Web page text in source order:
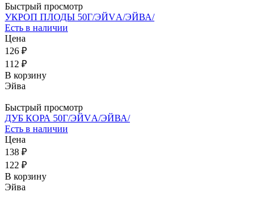
Быстрый просмотр
УКРОП ПЛОДЫ 50Г/ЭЙVА/ЭЙВА/
Есть в наличии
Цена
126 ₽
112 ₽
В корзину
Эйва
Быстрый просмотр
ДУБ КОРА 50Г/ЭЙVА/ЭЙВА/
Есть в наличии
Цена
138 ₽
122 ₽
В корзину
Эйва